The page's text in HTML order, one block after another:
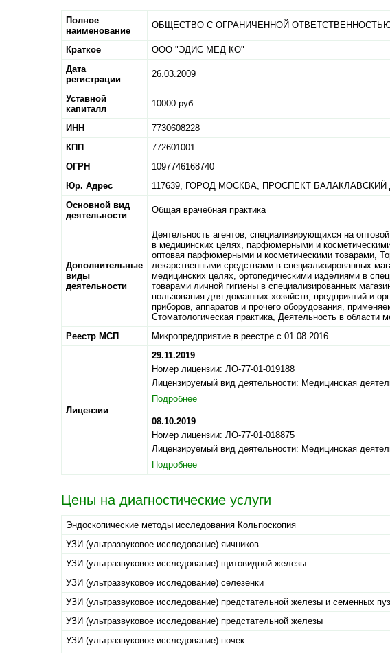
Полное
наименование
ОБЩЕСТВО С ОГРАНИЧЕННОЙ
Краткое
ООО "ЭДИС МЕД КО"
Дата
регистрации
26.03.2009
Уставной
капиталл
10000 руб.
ИНН
7730608228
КПП
772601001
ОГРН
1097746168740
Юр. Адрес
117639, ГОРОД МОСКВА, ПРОСПЕКТ БАЛАКЛАВСКИЙ
Основной вид
деятельности
Общая врачебная практика
Дополнительные
виды
деятельности
Деятельность агентов, специализирующихся на
в медицинских целях, парфюмерными и
оптовая парфюмерными и косметическими товарами,
лекарственными средствами в специализированных
медицинских целях, ортопедическими изделиями в
товарами личной гигиены в специализированных
пользования для домашних хозяйств, предприятий и
приборов, аппаратов и прочего оборудования,
Стоматологическая практика, Деятельность в области
Реестр МСП
Микропредприятие в реестре с 01.08.2016
Лицензии
29.11.2019
Номер лицензии: ЛО-77-01-019188
Лицензируемый вид деятельности: Медицинская
Подробнее
08.10.2019
Номер лицензии: ЛО-77-01-018875
Лицензируемый вид деятельности: Медицинская
Подробнее
Цены на диагностические услуги
Эндоскопические методы исследования Кольпоскопия
УЗИ (ультразвуковое исследование) яичников
УЗИ (ультразвуковое исследование) щитовидной железы
УЗИ (ультразвуковое исследование) селезенки
УЗИ (ультразвуковое исследование) предстательной железы и семенных
УЗИ (ультразвуковое исследование) предстательной железы
УЗИ (ультразвуковое исследование) почек